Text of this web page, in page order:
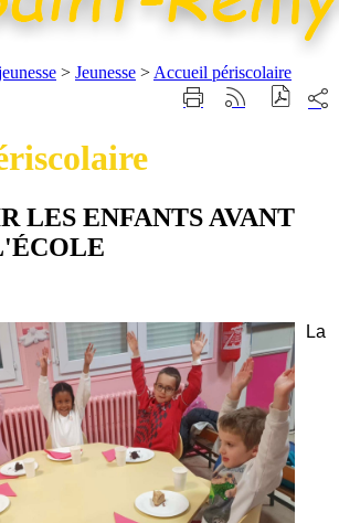
> Jeunesse > Accueil périscolaire
ImprimerGénérer
sur
LES ENFANTS AVANT
La